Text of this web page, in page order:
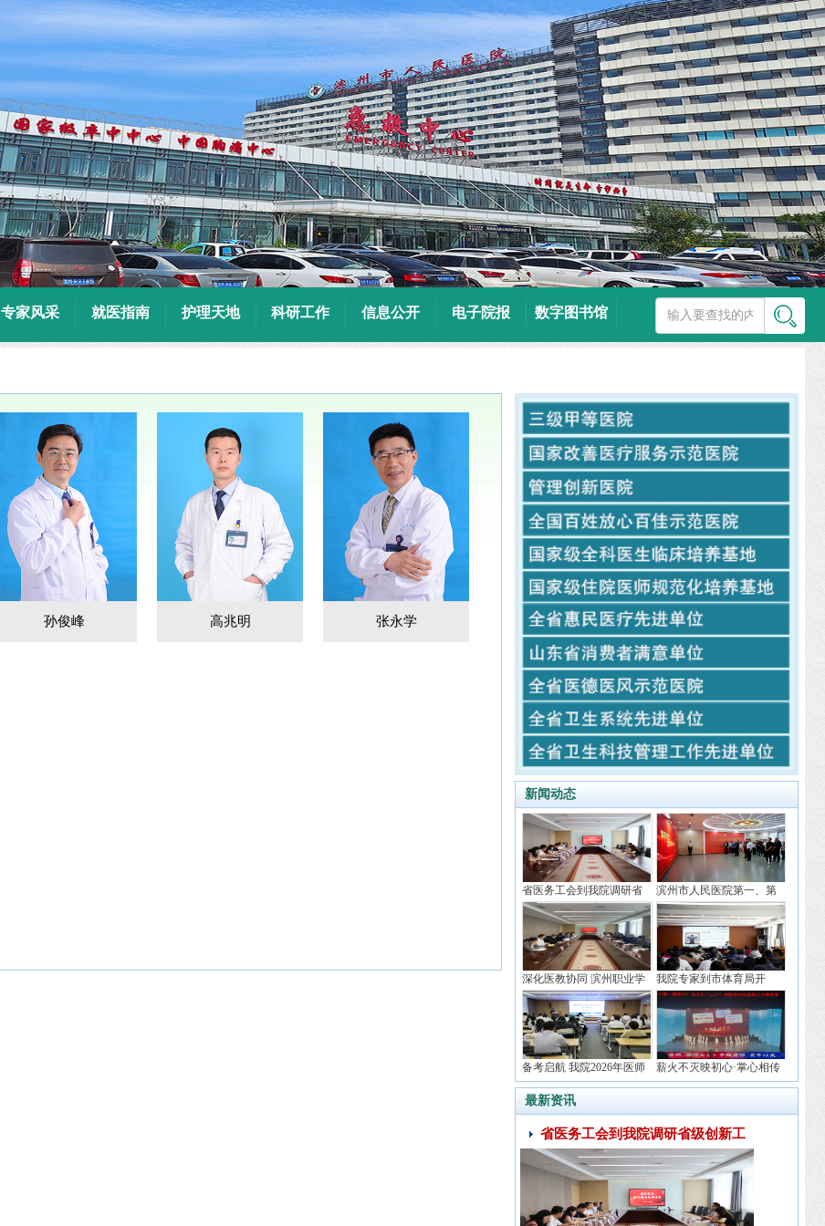
专家风采 就医指南 护理天地 科研工作 信息公开 电子院报 数字图书馆
孙俊峰 高兆明 张永学
新闻动态
省医务工会到我院调研省
级创
滨州市人民医院第一、第
二、
深化医教协同 滨州职业学
院
我院专家到市体育局开
展“提
备考启航 我院2026年医师
资
薪火不灭映初心·掌心相传
护
最新资讯
省医务工会到我院调研省级创新工